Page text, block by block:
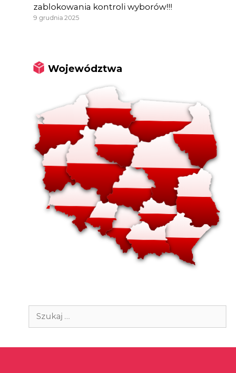
zablokowania kontroli wyborów!!!
9 grudnia 2025
Województwa
Szukaj: